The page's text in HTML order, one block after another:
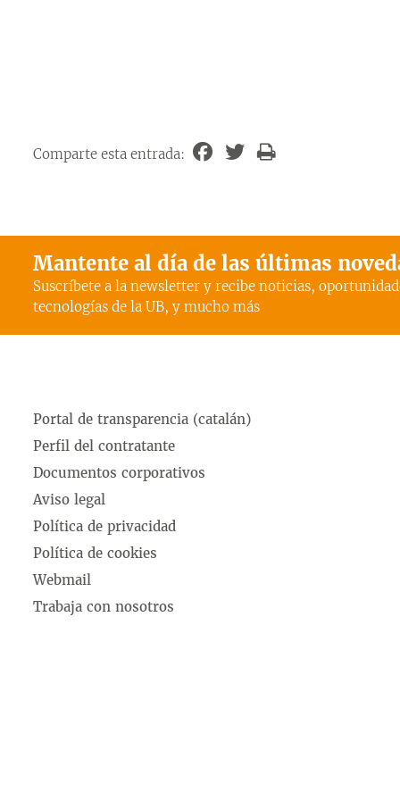
Comparte esta entrada:
Mantente al día de las últimas
Suscríbete a la newsletter y recibe noticias,
tecnologías de la UB, y mucho más
Portal de transparencia (catalán)
Perfil del contratante
Documentos corporativos
Aviso legal
Política de privacidad
Política de cookies
Webmail
Trabaja con nosotros